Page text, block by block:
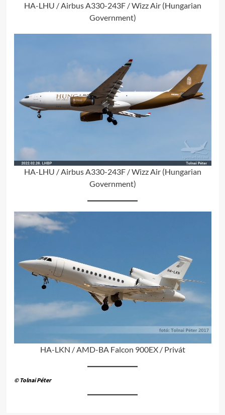
HA-LHU / Airbus A330-243F / Wizz Air (Hungarian
Government)
HA-LHU / Airbus A330-243F / Wizz Air (Hungarian
Government)
HA-LKN / AMD-BA Falcon 900EX / Privát
© Tolnai Péter